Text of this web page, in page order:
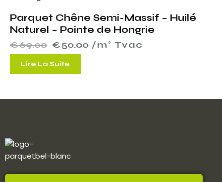
Parquet Chêne Semi-Massif – Huilé
Naturel – Pointe de Hongrie
€69.00 €50.00 /m² Tvac
Lire La Suite